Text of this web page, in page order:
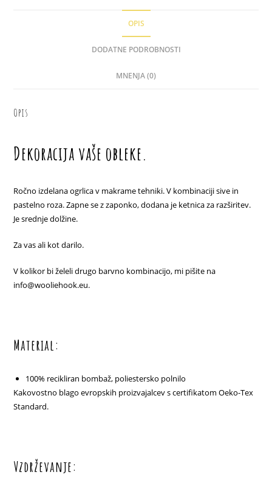
OPIS
DODATNE PODROBNOSTI
MNENJA (0)
Opis
Dekoracija vaše obleke.
Ročno izdelana ogrlica v makrame tehniki. V kombinaciji sive in
pastelno roza. Zapne se z zaponko, dodana je ketnica za razširitev.
Je srednje dolžine.
Za vas ali kot darilo.
V kolikor bi želeli drugo barvno kombinacijo, mi pišite na
info@wooliehook.eu.
Material:
100% recikliran bombaž, poliestersko polnilo
Kakovostno blago evropskih proizvajalcev s certifikatom Oeko-Tex
Standard.
Vzdrževanje: